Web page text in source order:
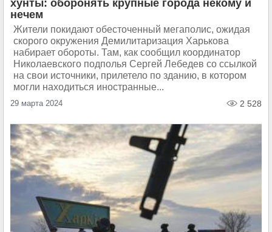
хунты: оборонять крупные города некому и
нечем
Жители покидают обесточенный мегаполис, ожидая
скорого окружения Демилитаризация Харькова
набирает обороты. Там, как сообщил координатор
Николаевского подполья Сергей Лебедев со ссылкой
на свои источники, прилетело по зданию, в котором
могли находиться иностранные...
29 марта 2024 2 528